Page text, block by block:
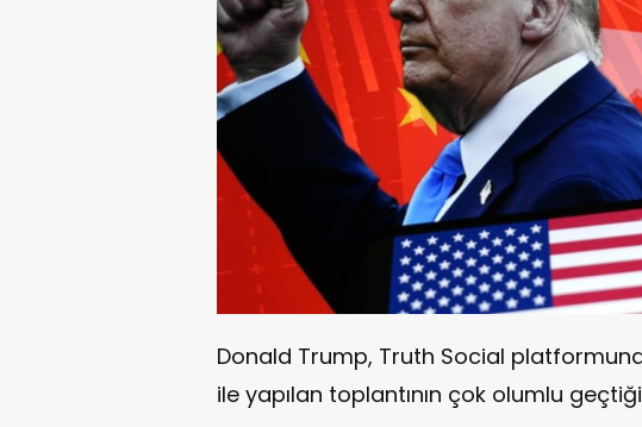
Donald Trump, Truth Social
ile yapılan toplantının çok olumlu